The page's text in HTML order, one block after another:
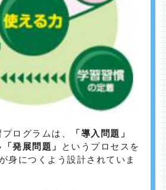
ログラムは、
「導入問題」
発展問題」 というプロセスを
身につくよう設計されていま